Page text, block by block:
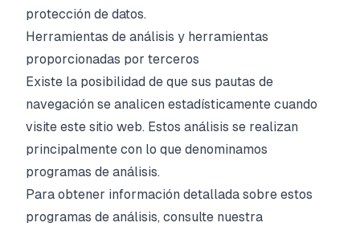
protección de datos.
Herramientas de análisis y herramientas
proporcionadas por terceros
Existe la posibilidad de que sus pautas de
navegación se analicen estadísticamente cuando
visite este sitio web. Estos análisis se realizan
principalmente con lo que denominamos
programas de análisis.
Para obtener información detallada sobre estos
programas de análisis, consulte nuestra